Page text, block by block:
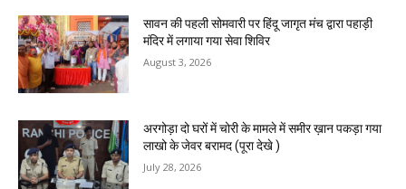
सावन की पहली सोमवारी पर हिंदू जागृत मंच द्वारा पहाड़ी
मंदिर में लगाया गया सेवा शिविर
August 3, 2026
अरगोड़ा दो घरों में चोरी के मामले में समीर ख़ान पकड़ा गया
लाखो के जेवर बरामद (पूरा देखे )
July 28, 2026